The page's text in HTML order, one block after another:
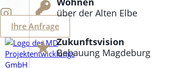
Ihre Anfrage
über der Alten Elbe
Zukunftsvision
Bebauung Magdeburg